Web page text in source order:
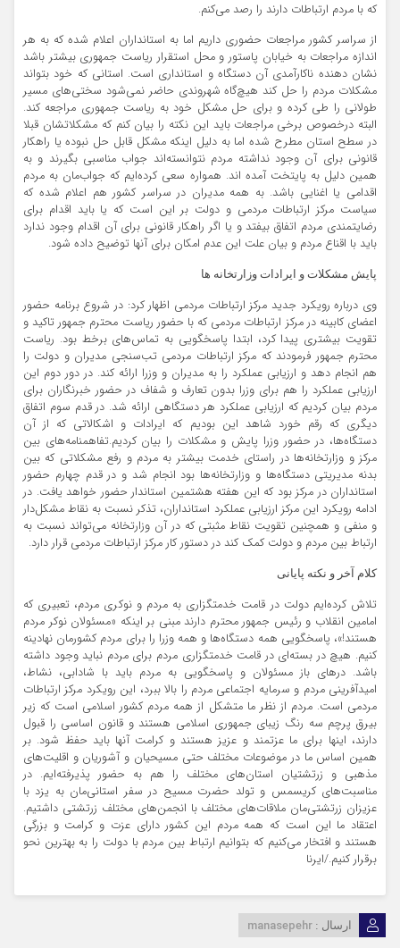
که با مردم ارتباطات دارند را رصد می‌کنم.
از سراسر کشور مراجعات حضوری داریم اما به استانداران اعلام شده که به هر
اندازه مراجعات به خیابان پاستور و محل استقرار ریاست جمهوری بیشتر باشد
نشان دهنده ناکارآمدی آن دستگاه و استانداری است. استانی که خود بتواند
مشکلات مردم را حل کند هیچ‌گاه شهروندی حاضر نمی‌شود سختی‌های مسیر
طولانی را طی کرده و برای حل مشکل خود به ریاست جمهوری مراجعه کند.
البته درخصوص برخی مراجعات باید این نکته را بیان کنم که مشکلاتشان قبلا
در سطح استان مطرح شده اما به دلیل اینکه مشکل قابل حل نبوده یا راهکار
قانونی برای آن وجود نداشته مردم نتوانسته‌اند جواب مناسبی بگیرند و به
همین دلیل به پایتخت آمده اند. همواره سعی کرده‌ایم که جواب‌مان به مردم
اقدامی یا اغنایی باشد. به همه مدیران در سراسر کشور هم اعلام شده که
سیاست مرکز ارتباطات مردمی و دولت بر این است که یا باید اقدام برای
رضایتمندی مردم اتفاق بیفتد و یا اگر راهکار قانونی برای آن اقدام وجود ندارد
باید با اقناع مردم و بیان علت این عدم امکان برای آنها توضیح داده شود.
پایش مشکلات و ایرادات وزارتخانه ها
وی درباره رویکرد جدید مرکز ارتباطات مردمی اظهار کرد: در شروع برنامه حضور
اعضای کابینه در مرکز ارتباطات مردمی که با حضور ریاست محترم جمهور تاکید و
تقویت بیشتری پیدا کرد، ابتدا پاسخگویی به تماس‌های برخط بود. ریاست
محترم جمهور فرمودند که مرکز ارتباطات مردمی تب‌سنجی مدیران و دولت را
هم انجام دهد و ارزیابی عملکرد را به مدیران و وزرا ارائه کند. در دور دوم این
ارزیابی عملکرد را هم برای وزرا بدون تعارف و شفاف در حضور خبرنگاران برای
مردم بیان کردیم که ارزیابی عملکرد هر دستگاهی ارائه شد. در قدم سوم اتفاق
دیگری که رقم خورد شاهد این بودیم که ایرادات و اشکالاتی که از آن
دستگاه‌ها، در حضور وزرا پایش و مشکلات را بیان کردیم.تفاهمنامه‌های بین
مرکز و وزارتخانه‌ها در راستای خدمت بیشتر به مردم و رفع مشکلاتی که بین
بدنه مدیریتی دستگاه‌ها و وزارتخانه‌ها بود انجام شد و در قدم چهارم حضور
استانداران در مرکز بود که این هفته هشتمین استاندار حضور خواهد یافت. در
ادامه رویکرد این مرکز ارزیابی عملکرد استانداران، تذکر نسبت به نقاط مشکل‌دار
و منفی و همچنین تقویت نقاط مثبتی که در آن وزارتخانه می‌تواند نسبت به
ارتباط بین مردم و دولت کمک کند در دستور کار مرکز ارتباطات مردمی قرار دارد.
کلام آخر و نکته پایانی
تلاش کرده‌ایم دولت در قامت خدمتگزاری به مردم و نوکری مردم، تعبیری که
امامین انقلاب و رئیس جمهور محترم دارند مبنی بر اینکه «مسئولان نوکر مردم
هستند!»، پاسخگویی همه دستگاه‌ها و همه وزرا را برای مردم کشورمان نهادینه
کنیم. هیچ در بسته‌ای در قامت خدمتگزاری مردم برای مردم نباید وجود داشته
باشد. درهای باز مسئولان و پاسخگویی به مردم باید با شادابی، نشاط،
امیدآفرینی مردم و سرمایه اجتماعی مردم را بالا ببرد، این رویکرد مرکز ارتباطات
مردمی است. مردم از نظر ما متشکل از همه مردم کشور اسلامی‌ است که زیر
بیرق پرچم سه رنگ زیبای جمهوری اسلامی هستند و قانون اساسی را قبول
دارند، اینها برای ما عزتمند و عزیز هستند و کرامت آنها باید حفظ شود. بر
همین اساس ما در موضوعات مختلف حتی مسیحیان و آشوریان و اقلیت‌های
مذهبی و زرتشتیان استان‌های مختلف را هم به حضور پذیرفته‌ایم. در
مناسبت‌های کریسمس و تولد حضرت مسیح در سفر استانی‌مان به یزد با
عزیزان زرتشتی‌مان ملاقات‌های مختلف با انجمن‌های مختلف زرتشتی داشتیم.
اعتقاد ما این است که همه مردم این کشور دارای عزت و کرامت و بزرگی
هستند و افتخار می‌کنیم که بتوانیم ارتباط بین مردم با دولت را به بهترین نحو
برقرار کنیم./ایرنا
ارسال : manasepehr